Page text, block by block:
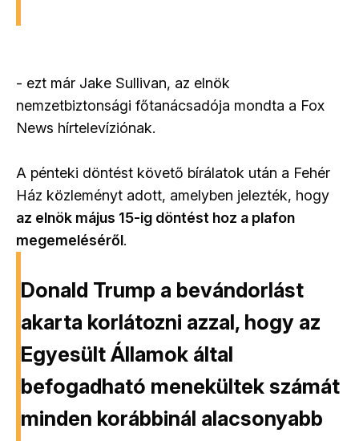
- ezt már Jake Sullivan, az elnök
nemzetbiztonsági főtanácsadója mondta a Fox
News hírtelevíziónak.
A pénteki döntést követő bírálatok után a Fehér
Ház közleményt adott, amelyben jelezték, hogy
az elnök május 15-ig döntést hoz a plafon
megemeléséről.
Donald Trump a bevándorlást
akarta korlátozni azzal, hogy az
Egyesült Államok által
befogadható menekültek számát
minden korábbinál alacsonyabb